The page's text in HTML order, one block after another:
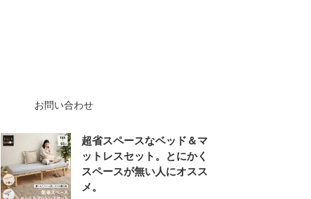
お問い合わせ
超省スペースなベッド＆マ
ットレスセット。とにかく
スペースが無い人にオスス
メ。